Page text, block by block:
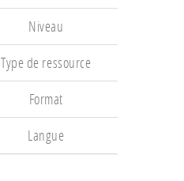
Niveau
Type de ressource
Format
Langue